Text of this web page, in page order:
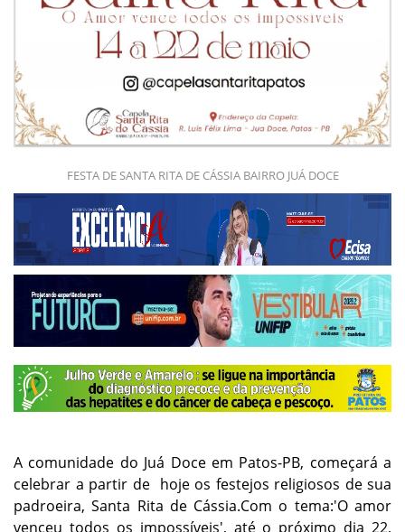
FESTA DE SANTA RITA DE CÁSSIA BAIRRO JUÁ DOCE
A comunidade do Juá Doce em Patos-PB, começará a
celebrar a partir de hoje os festejos religiosos de sua
padroeira, Santa Rita de Cássia.Com o tema:'O amor
venceu todos os impossíveis', até o próximo dia 22,